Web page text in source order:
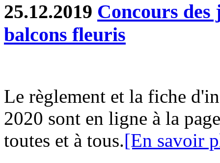
25.12.2019 Concours
balcons fleuris
Le règlement et la fiche
2020 sont en ligne à la
toutes et à tous.[En savoir